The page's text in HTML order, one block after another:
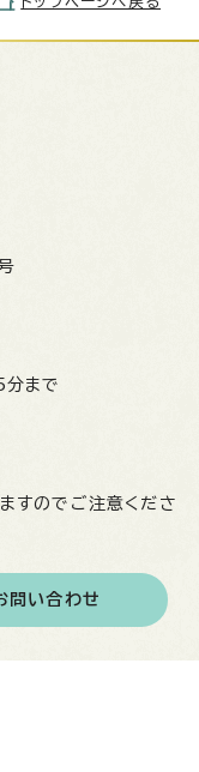
まで
すのでご注意くださ
問い合わせ